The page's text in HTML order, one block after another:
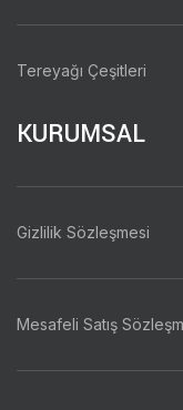
Tereyağı Çeşitleri
KURUMSAL
Gizlilik Sözleşmesi
Mesafeli Satış